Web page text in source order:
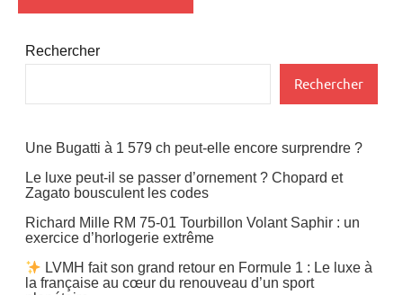
Rechercher
Rechercher
Une Bugatti à 1 579 ch peut-elle encore surprendre ?
Le luxe peut-il se passer d’ornement ? Chopard et
Zagato bousculent les codes
Richard Mille RM 75-01 Tourbillon Volant Saphir : un
exercice d’horlogerie extrême
LVMH fait son grand retour en Formule 1 : Le luxe à
la française au cœur du renouveau d’un sport